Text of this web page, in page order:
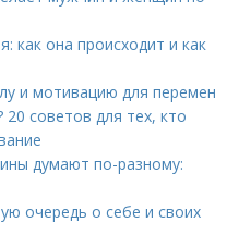
как она происходит и как
и мотивацию для перемен
20 советов для тех, кто
думают по-разному:
очередь о себе и своих